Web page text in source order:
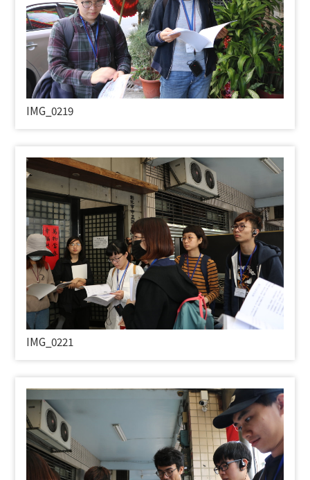
IMG_0219
IMG_0221